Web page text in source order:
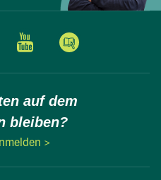
auf dem
bleiben?
>